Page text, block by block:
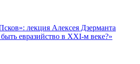
лекция Алексея Дзерманта
евразийство в XXI-м веке?»